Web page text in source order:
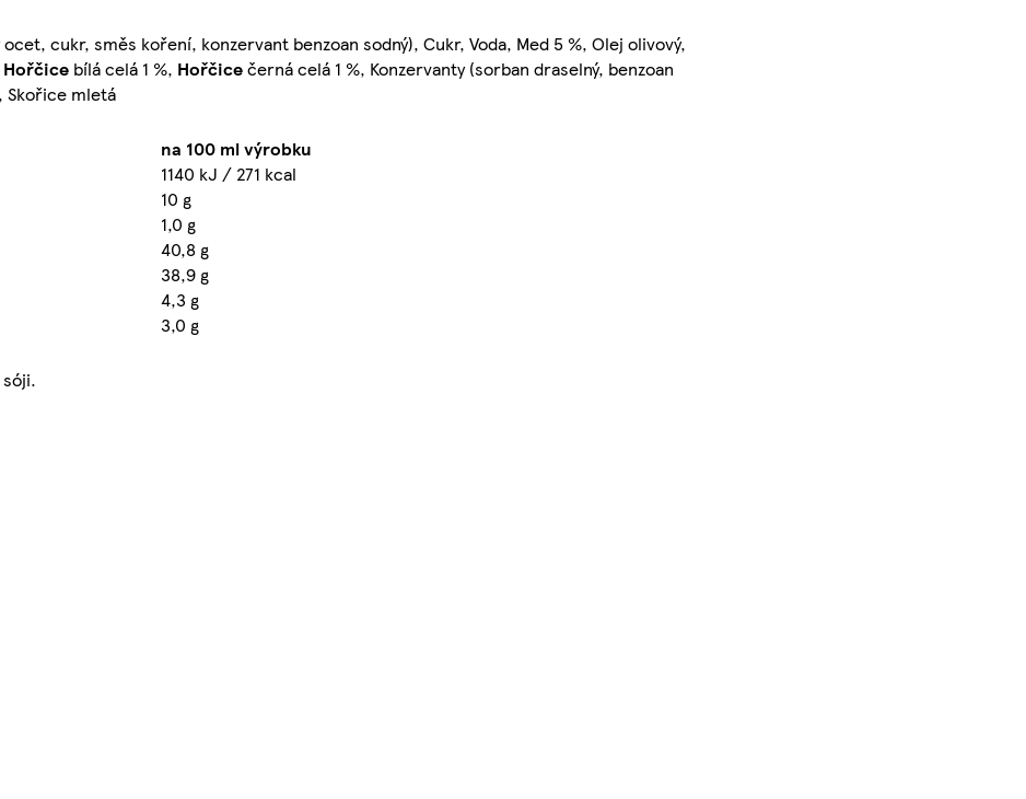
cukr, směs koření, konzervant benzoan sodný), Cukr, Voda, Med 5 %, Olej olivový,
Hořčice bílá celá 1 %, Hořčicečerná celá 1 %, Konzervanty (sorban draselný, benzoan
Skořice mletá
na 100 ml výrobku
1140 kJ / 271 kcal
10 g
1,0 g
40,8 g
38,9 g
4,3 g
3,0 g